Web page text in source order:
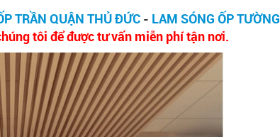
TRẦN QUẬN THỦ ĐỨC - LAM SÓNG ỐP TƯỜNG
tôi để được tư vấn miễn phí tận nơi.